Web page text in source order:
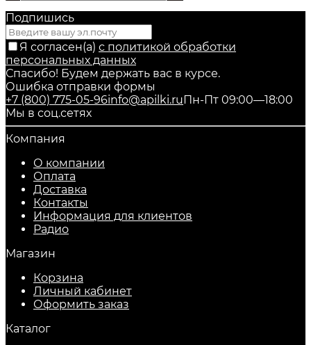
Подпишись
Я согласен(a) с политикой обработки
персональных данных
Спасибо! Будем держать вас в курсе.
Ошибка отправки формы
+7 (800) 775-05-96info@apilki.ruПн-Пт 09:00—18:00
Мы в соц.сетях
Компания
О компании
Оплата
Доставка
Контакты
Информация для клиентов
Радио
Магазин
Корзина
Личный кабинет
Оформить заказ
Каталог